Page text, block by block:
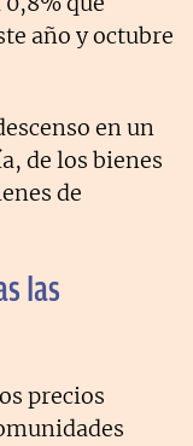
año y octubre
en un
de los bienes
de
las
precios